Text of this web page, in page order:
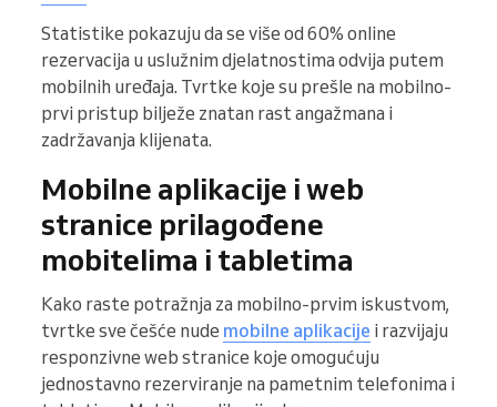
Statistike pokazuju da se više od 60% online
rezervacija u uslužnim djelatnostima odvija putem
mobilnih uređaja. Tvrtke koje su prešle na mobilno-
prvi pristup bilježe znatan rast angažmana i
zadržavanja klijenata.
Mobilne aplikacije i web
stranice prilagođene
mobitelima i tabletima
Kako raste potražnja za mobilno-prvim iskustvom,
tvrtke sve češće nude mobilne aplikacije i razvijaju
responzivne web stranice koje omogućuju
jednostavno rezerviranje na pametnim telefonima i